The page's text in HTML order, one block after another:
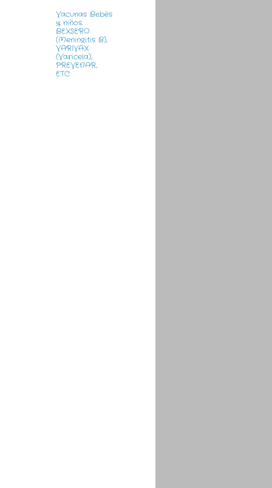
Vacunas Bebés
y niños.
BEXSERO
(Meningitis B),
VARIVAX
(Varicela),
PREVENAR,
ETC